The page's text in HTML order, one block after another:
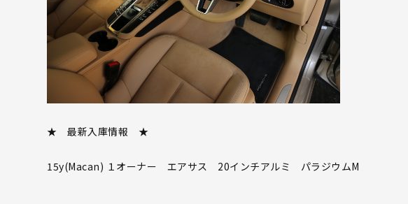
★ 最新入庫情報 ★
15y(Macan) １オーナー エアサス 20インチアルミ パラジウムM